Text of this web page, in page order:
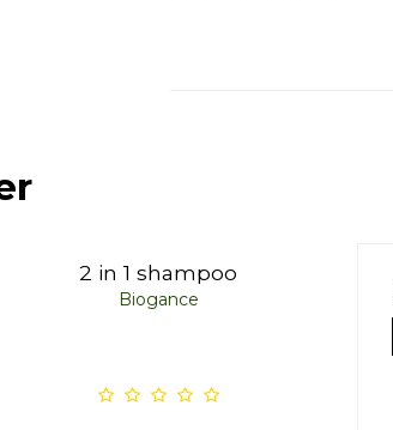
2 in 1 shampoo
Biogance